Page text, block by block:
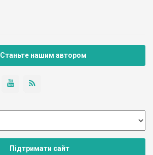
Станьте нашим автором
Підтримати сайт